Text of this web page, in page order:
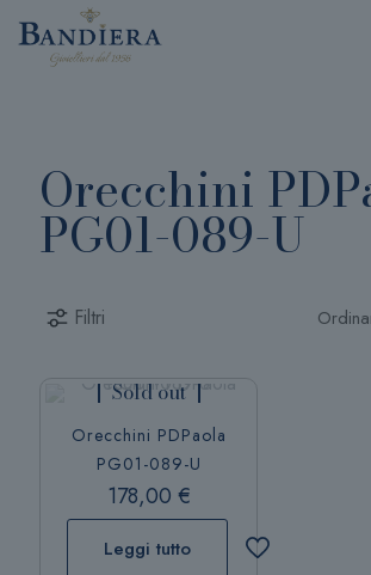
Orecchini
PG01-089-U
Filtri
Sold out
Orecchini PDPaola
PG01-089-U
178,00 €
Leggi tutto